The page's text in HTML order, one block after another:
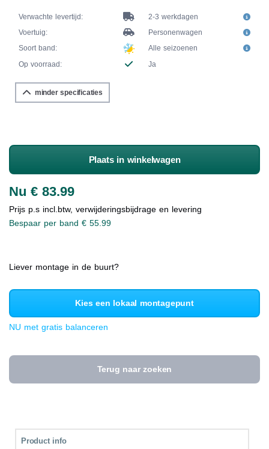
Verwachte levertijd:
2-3 werkdagen
Voertuig:
Personenwagen
Soort band:
Alle seizoenen
Op voorraad:
Ja
minder specificaties
Plaats in winkelwagen
Nu € 83.99
Prijs p.s incl.btw, verwijderingsbijdrage en levering
Bespaar per band € 55.99
Liever montage in de buurt?
Kies een lokaal montagepunt
NU met gratis balanceren
Terug naar zoeken
Product info